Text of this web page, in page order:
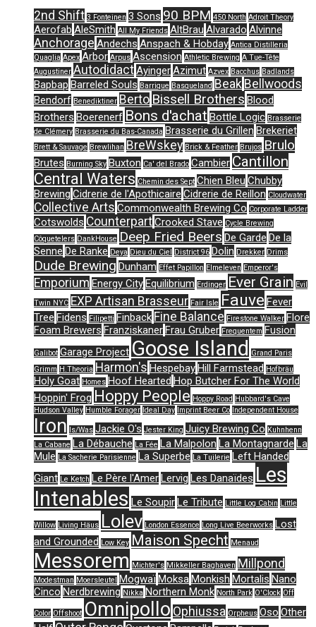
2nd Shift 3 Fonteinen 3 Sons 90 BPM 450 North Adroit Theory
Aerofab AleSmith All My Friends AltBrau Alvarado Alvinne
Anchorage Andechs Anspach & Hobday Antica Distilleria
Quaglia Apex Arbor Arpus Ascension Athletic Brewing A Tue-Tête
Augustiner AutodidactAyingerAzimut Azvex Bacchus Badlands
Bapbap Barreled Souls Barrique Basqueland Beak Bellwoods
Bendorf Benediktiner Berto Bissell Brothers Blood
Brothers Boerenerf Bons d'achat Bottle Logic Brasserie
de Clémery Brasserie du Bas-Canada Brasserie du Grillen Brekeriet
Brett & Sauvage Brewlihan BreWskey Brick & Feather Brujos Brulo
Brutes Burning Sky Buxton Ca' del Brado Cambier Cantillon
Central Waters Chemin des Sept Chien Bleu Chubby
Brewing Cidrerie de l'Apothicaire Cidrerie de Reillon Cloudwater
Collective Arts Commonwealth Brewing Co Corporate Ladder
Cotswolds CounterpartCrooked Stave Cycle Brewing
Côquetelers DankHouse Deep Fried Beers De Garde De la
Senne De Ranke Deya Dieu du Ciel District 96 Dolin Drekker Drims
Dude Brewing Dunham Effet Papillon Elmeleven Emperor's
Emporium Energy CityEquilibrium Erdinger Ever Grain Evil
Twin NYC EXP Artisan Brasseur Fair Isle Fauve Fever
Tree Fidens Filipetti Finback Fine Balance Firestone Walker Flore
Foam Brewers FranziskanerFrau Gruber Frequentem Fusion
Galibot Garage Project Goose Island
Grand Paris
Grimm H.Theoria Harmon's HespebayHill Farmstead Hofbräu
Holy Goat Homes Hoof Hearted Hop Butcher For The World
Hoppin' Frog Hoppy People Hoppy Road Hubbard's Cave
Hudson Valley Humble Forager Ideal Day Imprint Beer Co Independent House
Iron Is/Was Jackie O's Jester King Juicy Brewing Co Kuhnhenn
La Cabane La Débauche La Fée La Malpolon La Montagnarde La
Mule La Sacherie Parisienne La Superbe La Tuilerie Left Handed
Giant Le Ketch Le Père l'AmerLervig Les Danaïdes Les
Intenables Le SoupirLe Tribute Little Log Cabin Little
Willow Living Häus Lolev London Essence Long Live Beerworks Lost
and Grounded Low Key Maison Specht Menaud
Messorem Michter's Mikkeller Baghaven Millpond
Modestman Moersleutel MogwaïMoksaMonkish Mortalis Nano
Cinco Nerdbrewing Nikka Northern Monk North Park O'Clock Off
Color Offshoot Omnipollo Ophiussa Orpheus Oso Other